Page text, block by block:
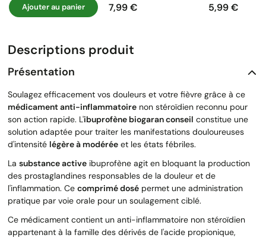
Ajouter au panier Prix
7,99 € Prix
5,99 €
Descriptions produit
Présentation
Soulagez efficacement vos douleurs et votre fièvre grâce à ce
médicament anti-inflammatoire non stéroïdien reconnu pour
son action rapide. L'ibuprofène biogaran conseil constitue une
solution adaptée pour traiter les manifestations douloureuses
d'intensité légère à modérée et les états fébriles.
La substance active ibuprofène agit en bloquant la production
des prostaglandines responsables de la douleur et de
l'inflammation. Ce comprimé dosé permet une administration
pratique par voie orale pour un soulagement ciblé.
Ce médicament contient un anti-inflammatoire non stéroïdien
appartenant à la famille des dérivés de l'acide propionique,